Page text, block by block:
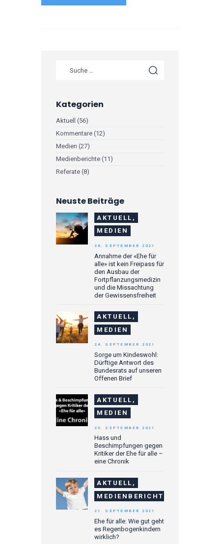
Kategorien
Aktuell (56)
Kommentare (12)
Medien (27)
Medienberichte (11)
Referate (8)
Neuste Beiträge
AKTUELL,
MEDIEN
Annahme der «Ehe für
alle» ist kein Freipass für
den Ausbau der
Fortpflanzungsmedizin
und die Missachtung
der Gewissensfreiheit
26. SEPTEMBER 2021
AKTUELL,
MEDIEN
Sorge um Kindeswohl:
Dürftige Antwort des
Bundesrats auf unseren
Offenen Brief
24. SEPTEMBER 2021
AKTUELL,
MEDIEN
Hass und
Beschimpfungen gegen
Kritiker der Ehe für alle –
eine Chronik
23. SEPTEMBER 2021
AKTUELL,
MEDIENBERICHTE
Ehe für alle: Wie gut geht
es Regenbogenkindern
wirklich?
21. SEPTEMBER 2021